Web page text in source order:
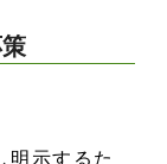
明示するた